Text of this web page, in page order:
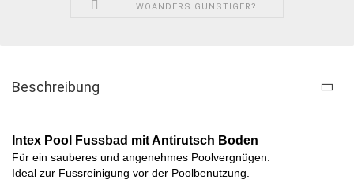
WOANDERS GÜNSTIGER?
Beschreibung
Intex Pool Fussbad mit Antirutsch Boden
Für ein sauberes und angenehmes Poolvergnügen.
Ideal zur Fussreinigung vor der Poolbenutzung.